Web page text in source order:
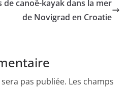
de canoë-kayak dans la mer
de Novigrad en Croatie
pas publiée. Les champs